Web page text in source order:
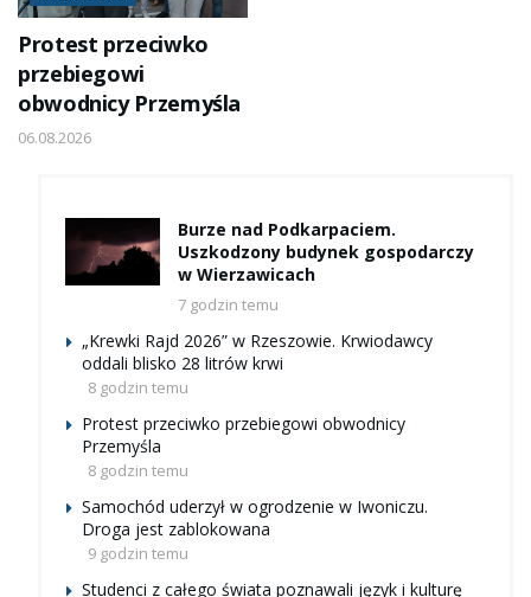
Protest przeciwko
przebiegowi
obwodnicy Przemyśla
06.08.2026
Burze nad Podkarpaciem.
Uszkodzony budynek gospodarczy
w Wierzawicach
7 godzin temu
„Krewki Rajd 2026” w Rzeszowie. Krwiodawcy
oddali blisko 28 litrów krwi
8 godzin temu
Protest przeciwko przebiegowi obwodnicy
Przemyśla
8 godzin temu
Samochód uderzył w ogrodzenie w Iwoniczu.
Droga jest zablokowana
9 godzin temu
Studenci z całego świata poznawali język i kulturę